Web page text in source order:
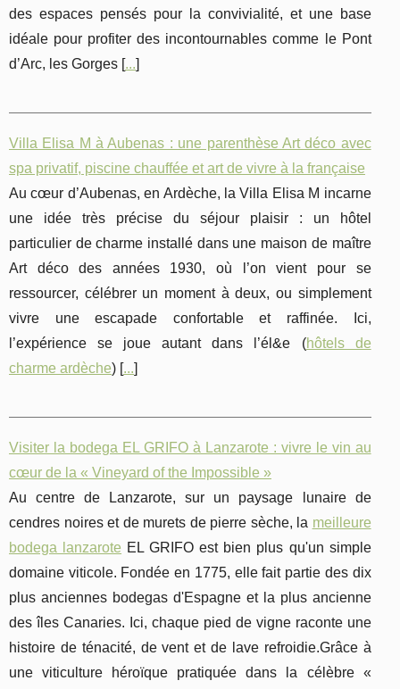
des espaces pensés pour la convivialité, et une base
idéale pour profiter des incontournables comme le Pont
d’Arc, les Gorges [...]
Villa Elisa M à Aubenas : une parenthèse Art déco avec
spa privatif, piscine chauffée et art de vivre à la française
Au cœur d’Aubenas, en Ardèche, la Villa Elisa M incarne
une idée très précise du séjour plaisir : un hôtel
particulier de charme installé dans une maison de maître
Art déco des années 1930, où l’on vient pour se
ressourcer, célébrer un moment à deux, ou simplement
vivre une escapade confortable et raffinée. Ici,
l’expérience se joue autant dans l’él&e (hôtels de
charme ardèche) [...]
Visiter la bodega EL GRIFO à Lanzarote : vivre le vin au
cœur de la « Vineyard of the Impossible »
Au centre de Lanzarote, sur un paysage lunaire de
cendres noires et de murets de pierre sèche, la meilleure
bodega lanzarote EL GRIFO est bien plus qu'un simple
domaine viticole. Fondée en 1775, elle fait partie des dix
plus anciennes bodegas d'Espagne et la plus ancienne
des îles Canaries. Ici, chaque pied de vigne raconte une
histoire de ténacité, de vent et de lave refroidie.Grâce à
une viticulture héroïque pratiquée dans la célèbre «